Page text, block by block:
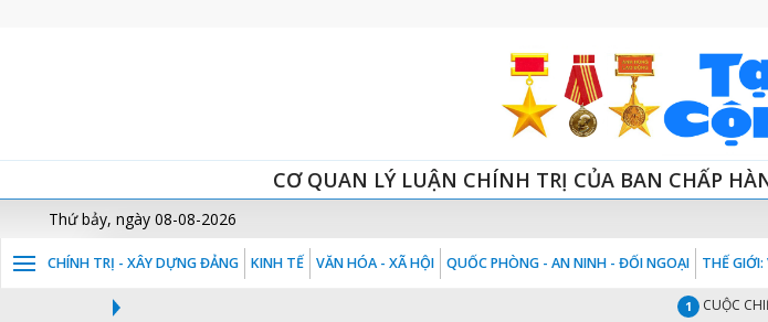
CƠ QUAN LÝ LUẬN CHÍNH TRỊ CỦA BAN CHẤP
Thứ bảy, ngày 08-08-2026
CHÍNH TRỊ - XÂY DỰNG ĐẢNG KINH TẾ VĂN HÓA - XÃ HỘI QUỐC PHÒNG - AN NINH - ĐỐI NGOẠI THẾ
CUỘC CHIẾN